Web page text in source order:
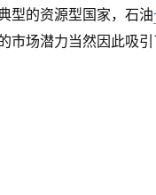
型的资源型国家，石油
市场潜力当然因此吸